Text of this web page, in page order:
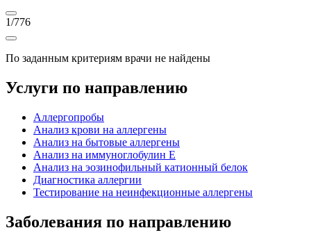
1/776
По заданным критериям врачи не найдены
Услуги по направлению
Аллергопробы
Анализ крови на аллергены
Анализ на бытовые аллергены
Анализ на иммуноглобулин Е
Анализ на эозинофильный катионный белок
Диагностика аллергии
Тестирование на неинфекционные аллергены
Заболевания по направлению